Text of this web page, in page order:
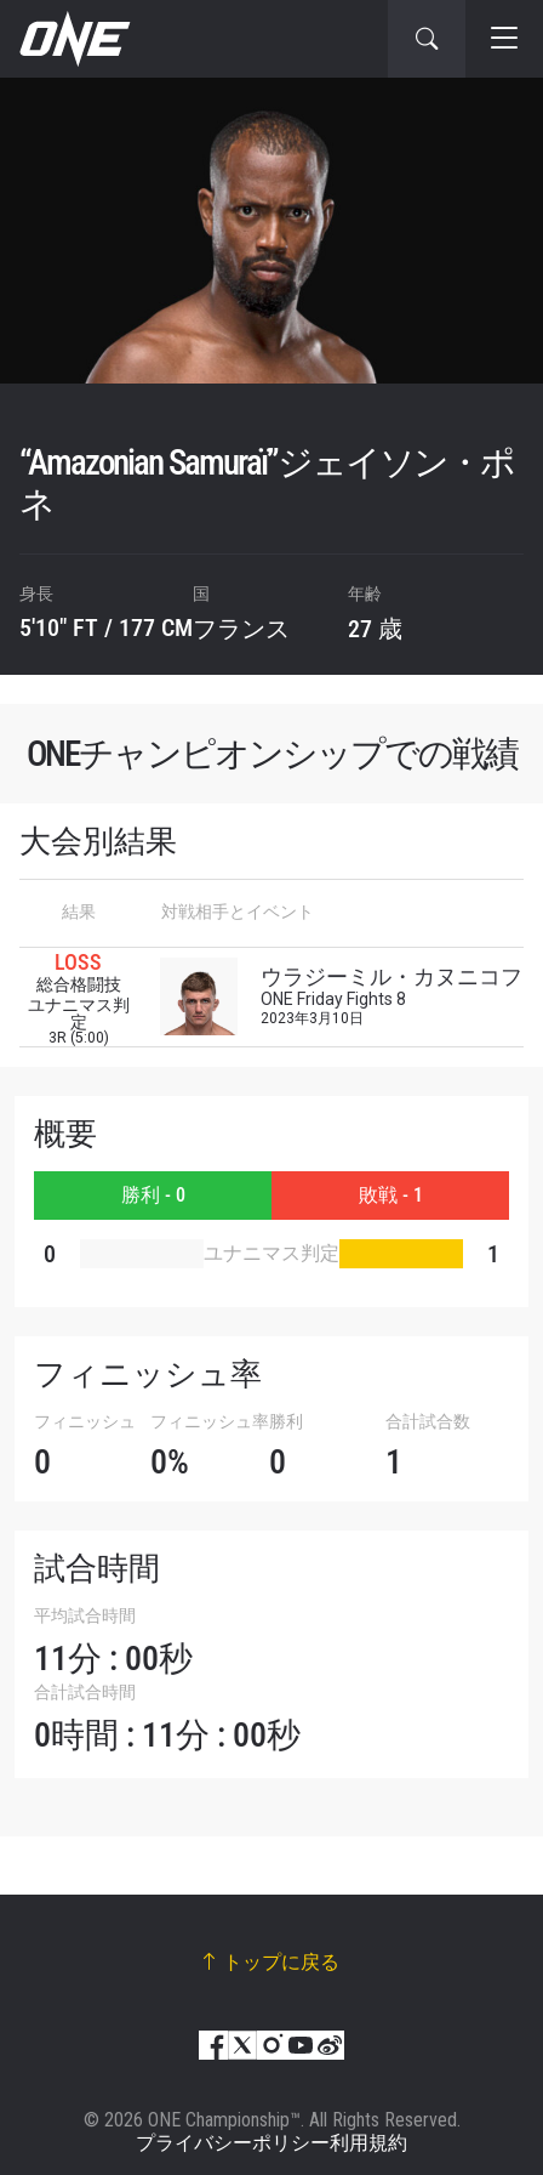
“Amazonian Samuraï”ジェイソン・ポ
ネ
身長
5'10" FT / 177 CM
国
フランス
年齢
27 歳
ONEチャンピオンシップでの戦績
大会別結果
結果 対戦相手とイベント
LOSS
総合格闘技
ユナニマス判
定
3R (5:00)
ウラジーミル・カヌニコフ
ONE Friday Fights 8
2023年3月10日
概要
勝利 - 0 敗戦 - 1
0 ユナニマス判定 1
フィニッシュ率
フィニッシュ
0
フィニッシュ率
0%
勝利
0
合計試合数
1
試合時間
平均試合時間
11分 : 00秒
合計試合時間
0時間 : 11分 : 00秒
トップに戻る
© 2026 ONE Championship™. All Rights Reserved.
プライバシーポリシー利用規約
対戦相手
ハイライトを見る
最新情報をゲット
ONEチャンピオンシップとどこでも一緒！ 最新ニ
ュース、特別オファー、ライブイベントの最高の
席をゲットするため今すぐ登録を！
Eメール
名前（ローマ字で記入）
様は、いつでも配信を停止することができます。